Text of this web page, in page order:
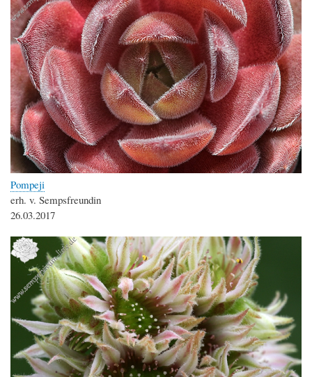
Pompeji
erh. v. Sempsfreundin
26.03.2017